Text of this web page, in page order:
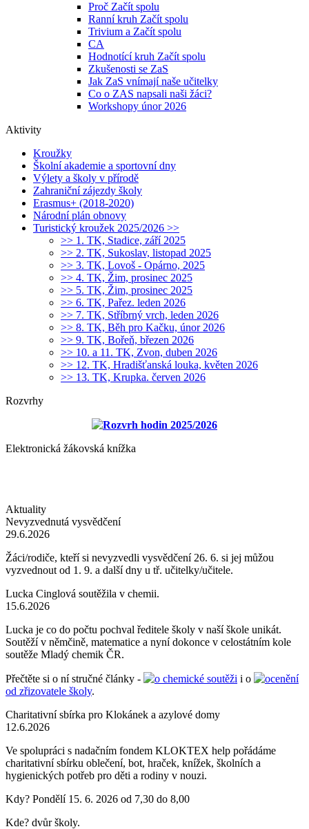
Proč Začít spolu
Ranní kruh Začít spolu
Trivium a Začít spolu
CA
Hodnotící kruh Začít spolu
Zkušenosti se ZaS
Jak ZaS vnímají naše učitelky
Co o ZAS napsali naši žáci?
Workshopy únor 2026
Aktivity
Kroužky
Školní akademie a sportovní dny
Výlety a školy v přírodě
Zahraniční zájezdy školy
Erasmus+ (2018-2020)
Národní plán obnovy
Turistický kroužek 2025/2026 >>
>> 1. TK, Stadice, září 2025
>> 2. TK, Sukoslav, listopad 2025
>> 3. TK, Lovoš - Opárno, 2025
>> 4. TK, Žim, prosinec 2025
>> 5. TK, Žim, prosinec 2025
>> 6. TK, Pařez. leden 2026
>> 7. TK, Stříbrný vrch, leden 2026
>> 8. TK, Běh pro Kačku, únor 2026
>> 9. TK, Bořeň, březen 2026
>> 10. a 11. TK, Zvon, duben 2026
>> 12. TK, Hradišťanská louka, květen 2026
>> 13. TK, Krupka. červen 2026
Rozvrhy
Rozvrh hodin 2025/2026
Elektronická žákovská knížka
Aktuality
Nevyzvednutá vysvědčení
29.6.2026
Žáci/rodiče, kteří si nevyzvedli vysvědčení 26. 6. si jej můžou
vyzvednout od 1. 9. a další dny u tř. učitelky/učitele.
Lucka Cinglová soutěžila v chemii.
15.6.2026
Lucka je co do počtu pochval ředitele školy v naší škole unikát.
Soutěží v němčině, matematice a nyní dokonce v celostátním kole
soutěže Mladý chemik ČR.
Přečtěte si o ní stručné články - o chemické soutěži i o
ocenění
od zřizovatele školy.
Charitativní sbírka pro Klokánek a azylové domy
12.6.2026
Ve spolupráci s nadačním fondem KLOKTEX help pořádáme
charitativní sbírku oblečení, bot, hraček, knížek, školních a
hygienických potřeb pro děti a rodiny v nouzi.
Kdy? Pondělí 15. 6. 2026 od 7,30 do 8,00
Kde? dvůr školy.